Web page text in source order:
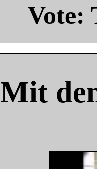
Vote:
Mit